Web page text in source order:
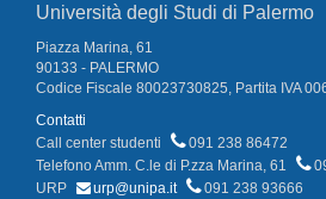
Università degli Studi di Palermo
Piazza Marina, 61
90133 - PALERMO
Codice Fiscale 80023730825, Partita IVA
Contatti
Call center studenti
091 238 86472
Telefono Amm. C.le di P.zza Marina, 61
URP
urp@unipa.it
091 238 93666